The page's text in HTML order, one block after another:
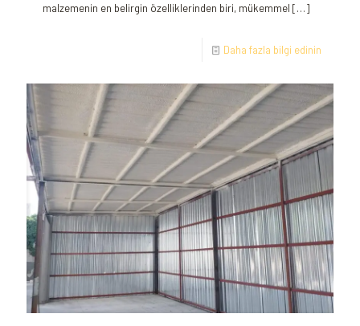
malzemenin en belirgin özelliklerinden biri, mükemmel […]
Daha fazla bilgi edinin